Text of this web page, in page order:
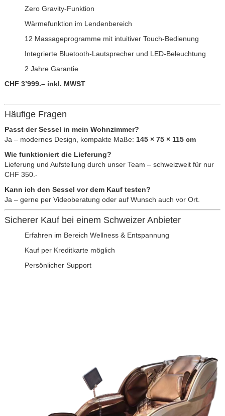
Zero Gravity-Funktion
Wärmefunktion im Lendenbereich
12 Massageprogramme mit intuitiver Touch-Bedienung
Integrierte Bluetooth-Lautsprecher und LED-Beleuchtung
2 Jahre Garantie
CHF 3’999.– inkl. MWST
Häufige Fragen
Passt der Sessel in mein Wohnzimmer?
Ja – modernes Design, kompakte Maße: 145 × 75 × 115 cm
Wie funktioniert die Lieferung?
Lieferung und Aufstellung durch unser Team – schweizweit für nur
CHF 350.-
Kann ich den Sessel vor dem Kauf testen?
Ja – gerne per Videoberatung oder auf Wunsch auch vor Ort.
Sicherer Kauf bei einem Schweizer Anbieter
Erfahren im Bereich Wellness & Entspannung
Kauf per Kreditkarte möglich
Persönlicher Support